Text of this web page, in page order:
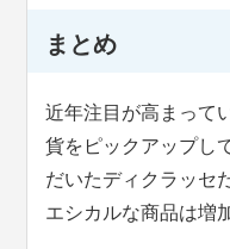
まとめ
近年注目が高まって
貨をピックアップし
だいたディクラッセ
エシカルな商品は増